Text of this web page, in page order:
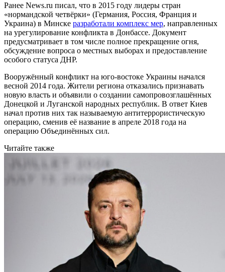
Ранее News.ru писал, что в 2015 году лидеры стран
«нормандской четвёрки» (Германия, Россия, Франция и
Украина) в Минске разработали комплекс мер, направленных
на урегулирование конфликта в Донбассе. Документ
предусматривает в том числе полное прекращение огня,
обсуждение вопроса о местных выборах и предоставление
особого статуса ДНР.
Вооружённый конфликт на юго-востоке Украины начался
весной 2014 года. Жители региона отказались признавать
новую власть и объявили о создании самопровозглашённых
Донецкой и Луганской народных республик. В ответ Киев
начал против них так называемую антитеррористическую
операцию, сменив её название в апреле 2018 года на
операцию Объединённых сил.
Читайте также